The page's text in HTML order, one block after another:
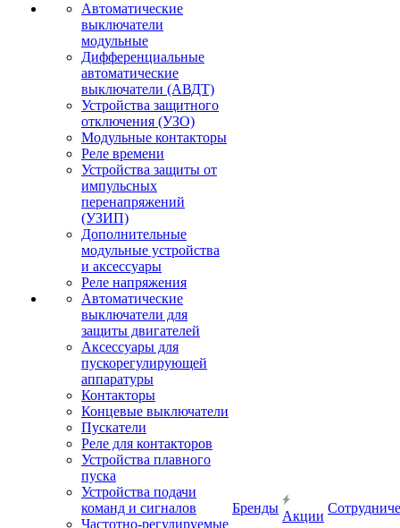
Автоматические
выключатели
модульные
Дифференциальные
автоматические
выключатели (АВДТ)
Устройства защитного
отключения (УЗО)
Модульные контакторы
Реле времени
Устройства защиты от
импульсных
перенапряжений
(УЗИП)
Дополнительные
модульные устройства
и аксессуары
Реле напряжения
Автоматические
выключатели для
защиты двигателей
Аксессуары для
пускорегулирующей
аппаратуры
Контакторы
Концевые выключатели
Пускатели
Реле для контакторов
Устройства плавного
пуска
Устройства подачи
команд и сигналов
Частотно-регулируемые
Бренды
Акции